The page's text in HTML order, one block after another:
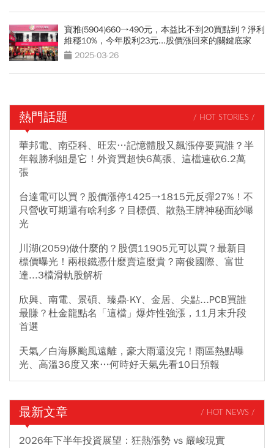
寶雅(5904)660→490元，本益比不到20買點到？淨利
維穩10%，今年股利23元...股價漲回來的關鍵底家
2025-03-26
熱門話題 / HOT STORIES /
華邦電、南亞科、旺宏…記憶體股又飆漲停要買誰？半
年報勝利組是它！外資買超快6萬張、這檔連砍6.2萬
張
台達電可以買？股價漲停1425→1815元反彈27%！不
只營收可期還有啥利多？目標價、散熱王牌神秘面紗曝
光
川湖(2059)做什麼的？股價11905元可以買？最新目
標價曝光！兩根鐵憑什麼賣這麼貴？南俊國際、富世
達...3檔滑軌股解析
欣興、南電、景碩、臻鼎-KY、金居、尖點...PCB買誰
最賺？杜金龍點名「這檔」爆炸性強漲，11月末升段
首選
天氣／白海豚颱風遠離，豪大雨還沒完！雨區熱點曝
光、高溫36度又來…何時好天氣先看10日預報
最新文章 / HOT NEWS /
2026年下半年投資展望：狂熱漲勢 vs 嚴峻現實